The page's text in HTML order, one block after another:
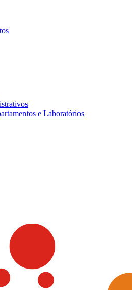
e Laboratórios